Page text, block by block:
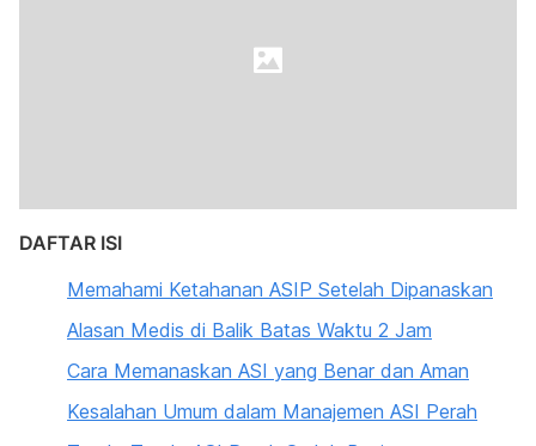
DAFTAR ISI
Memahami Ketahanan ASIP Setelah Dipanaskan
Alasan Medis di Balik Batas Waktu 2 Jam
Cara Memanaskan ASI yang Benar dan Aman
Kesalahan Umum dalam Manajemen ASI Perah